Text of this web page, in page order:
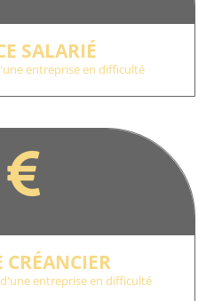
SALARIÉ
entreprise en difficulté
CRÉANCIER
entreprise en difficulté